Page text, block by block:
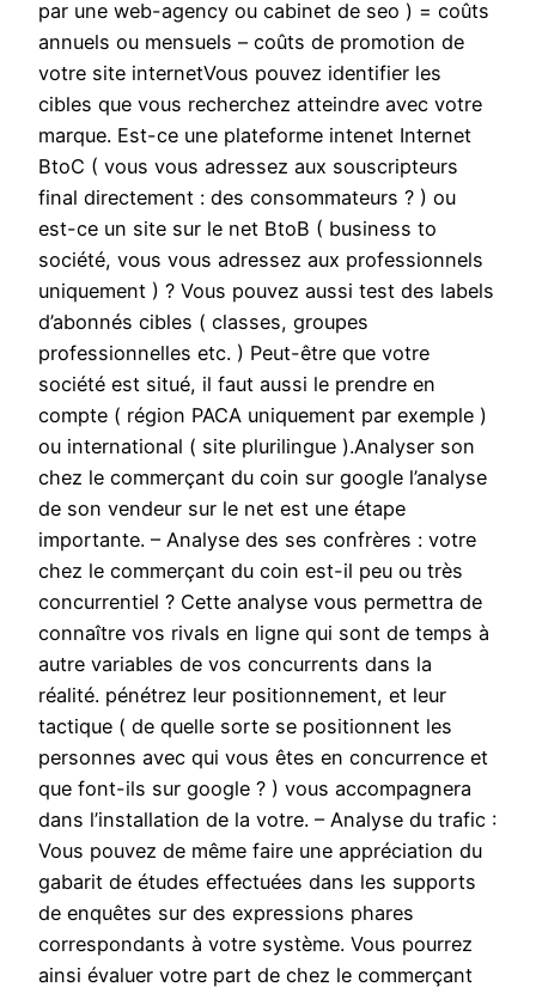
par une web-agency ou cabinet de seo ) = coûts
annuels ou mensuels – coûts de promotion de
votre site internetVous pouvez identifier les
cibles que vous recherchez atteindre avec votre
marque. Est-ce une plateforme intenet Internet
BtoC ( vous vous adressez aux souscripteurs
final directement : des consommateurs ? ) ou
est-ce un site sur le net BtoB ( business to
société, vous vous adressez aux professionnels
uniquement ) ? Vous pouvez aussi test des labels
d’abonnés cibles ( classes, groupes
professionnelles etc. ) Peut-être que votre
société est situé, il faut aussi le prendre en
compte ( région PACA uniquement par exemple )
ou international ( site plurilingue ).Analyser son
chez le commerçant du coin sur google l’analyse
de son vendeur sur le net est une étape
importante. – Analyse des ses confrères : votre
chez le commerçant du coin est-il peu ou très
concurrentiel ? Cette analyse vous permettra de
connaître vos rivals en ligne qui sont de temps à
autre variables de vos concurrents dans la
réalité. pénétrez leur positionnement, et leur
tactique ( de quelle sorte se positionnent les
personnes avec qui vous êtes en concurrence et
que font-ils sur google ? ) vous accompagnera
dans l’installation de la votre. – Analyse du trafic :
Vous pouvez de même faire une appréciation du
gabarit de études effectuées dans les supports
de enquêtes sur des expressions phares
correspondants à votre système. Vous pourrez
ainsi évaluer votre part de chez le commerçant